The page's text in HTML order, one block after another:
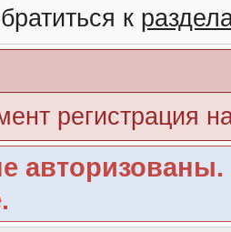
к
регистрация
авторизованы.